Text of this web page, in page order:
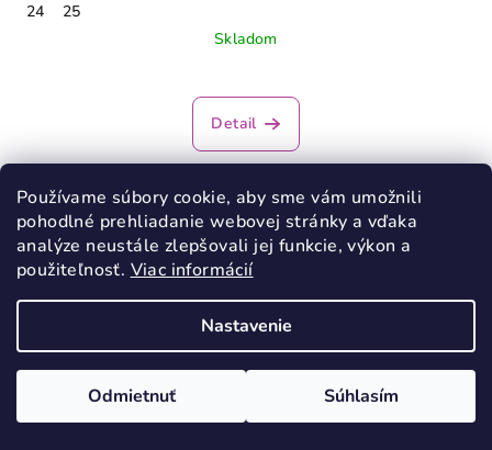
Používame súbory cookie, aby sme vám umožnili
pohodlné prehliadanie webovej stránky a vďaka
analýze neustále zlepšovali jej funkcie, výkon a
použiteľnosť. Viac informácií
Nastavenie
Odmietnuť Súhlasím
24
25
Skladom
hodnotenie
produktu
5,0
5
hviezdičiek.
Detail
VÝPREDAJ